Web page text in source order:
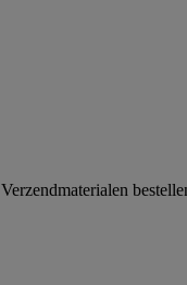
Verzendmaterialen